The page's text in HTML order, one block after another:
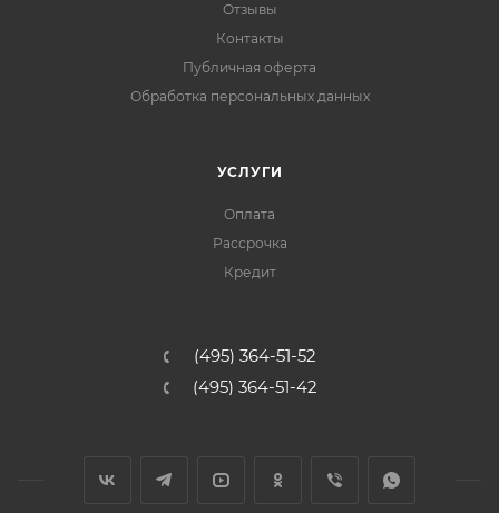
Отзывы
Контакты
Публичная оферта
Обработка персональных данных
УСЛУГИ
Оплата
Рассрочка
Кредит
(495) 364-51-52
(495) 364-51-42